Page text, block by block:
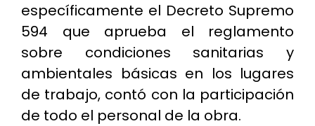
específicamente el Decreto Supremo
594 que aprueba el reglamento
sobre condiciones sanitarias y
ambientales básicas en los lugares
de trabajo, contó con la participación
de todo el personal de la obra.